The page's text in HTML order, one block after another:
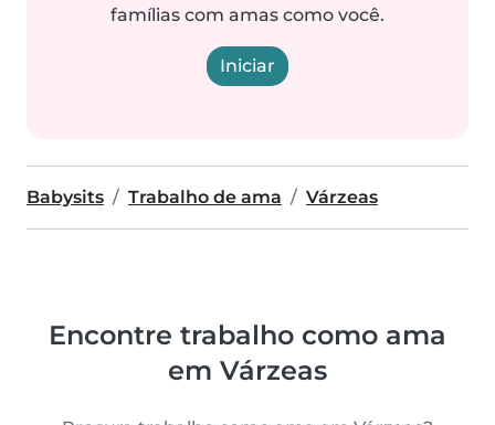
famílias com amas como você.
Iniciar
Babysits Trabalho de ama Várzeas
Encontre trabalho como ama
em Várzeas